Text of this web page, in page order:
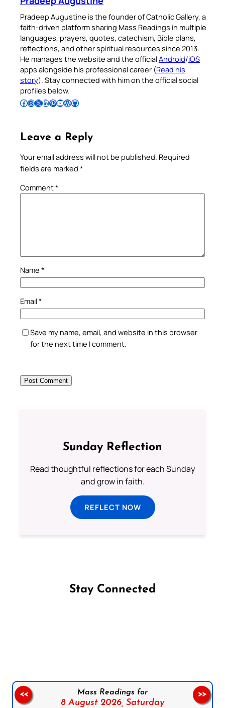
Pradeep Augustine is the founder of Catholic Gallery, a
faith-driven platform sharing Mass Readings in multiple
languages, prayers, quotes, catechism, Bible plans,
reflections, and other spiritual resources since 2013.
He manages the website and the officialAndroid/iOS
apps alongside his professional career (Read his
story). Stay connected with him on the official social
profiles below.
Follow Pradeep on Facebook Follow Pradeep on InstagramFollow Pradeep on X Follow Pradeep on LinkedIn Follow Pradeep on Pinterest Subscribe to Pradeep’s Youtube Channel Follow Pradeep on WordPress Follow Pradeep on GitHub
Leave a Reply
Your email address will not be published. Required
fields are marked *
Comment*
Name *
Email*
Save my name, email, and website in this browser
for the next time I comment.
Sunday Reflection
Read thoughtful reflections for each Sunday
and grow in faith.
REFLECT NOW
Stay Connected
Mass Readings for
8 August 2026, Saturday
<< >>